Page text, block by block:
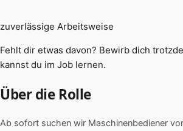
zuverlässige Arbeitsweise
Fehlt dir etwas davon? Bewirb dich
kannst du im Job lernen.
Über die Rolle
Ab sofort suchen wir Maschinenbediener